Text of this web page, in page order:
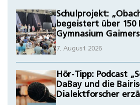
Schulprojekt:
begeistert über 150
Gymnasium
7. August 2026
Hör-Tipp: Podcast
DaBay und die
Dialektforscher